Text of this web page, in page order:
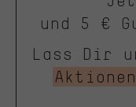
und 5 €
Lass Dir
Aktionen